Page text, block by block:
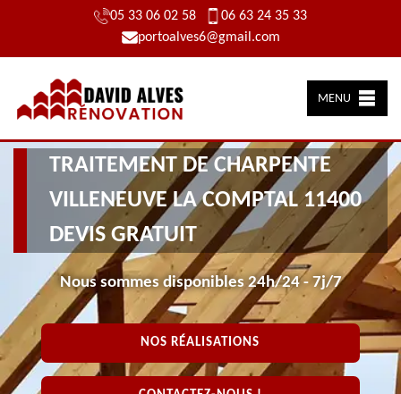
05 33 06 02 58
06 63 24 35 33
portoalves6@gmail.com
MENU
TRAITEMENT DE CHARPENTE
VILLENEUVE LA COMPTAL 11400
DEVIS GRATUIT
Nous sommes disponibles 24h/24 - 7j/7
NOS RÉALISATIONS